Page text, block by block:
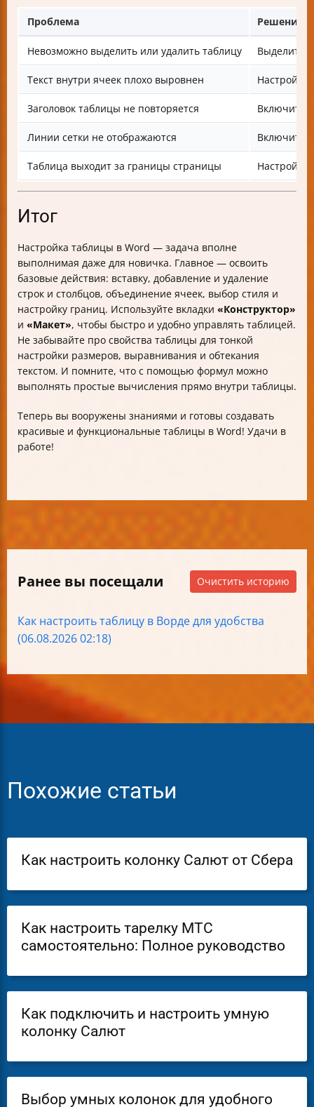
Проблема Решение
Невозможно выделить или удалить таблицу Выделите
Текст внутри ячеек плохо выровнен Настройте
Заголовок таблицы не повторяется Включите
Линии сетки не отображаются Включите
Таблица выходит за границы страницы
Итог
Настройка таблицы в Word — задача вполне
выполнимая даже для новичка. Главное — освоить
базовые действия: вставку, добавление и удаление
строк и столбцов, объединение ячеек, выбор стиля и
настройку границ. Используйте вкладки «Конструктор»
и «Макет», чтобы быстро и удобно управлять таблицей.
Не забывайте про свойства таблицы для тонкой
настройки размеров, выравнивания и обтекания
текстом. И помните, что с помощью формул можно
выполнять простые вычисления прямо внутри таблицы.
Теперь вы вооружены знаниями и готовы создавать
красивые и функциональные таблицы в Word! Удачи в
работе!
Ранее вы посещали Очистить историю
Как настроить таблицу в Ворде для удобства
(06.08.2026 02:18)
Похожие статьи
Как настроить колонку Салют от Сбера
Как настроить тарелку МТС
самостоятельно: Полное руководство
Как подключить и настроить умную
колонку Салют
Выбор умных колонок для удобного